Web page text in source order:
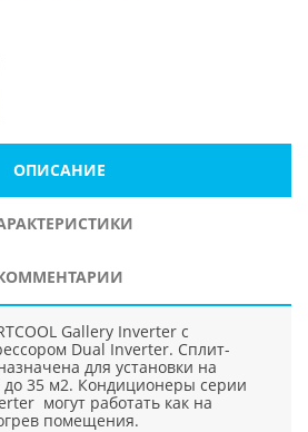
ОПИСАНИЕ
Gallery Inverter c
Dual Inverter. Сплит-
для установки на
35 м2. Кондиционеры серии
могут работать как на
помещения.